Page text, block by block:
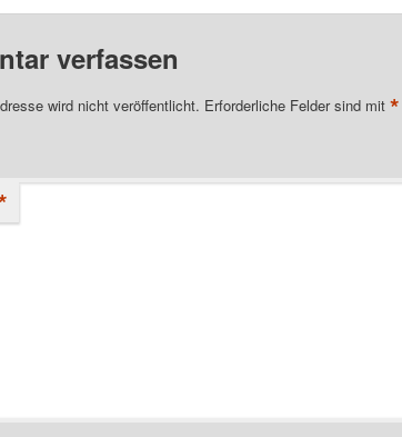
verfassen
wird nicht veröffentlicht. Erforderliche Felder sind mit *